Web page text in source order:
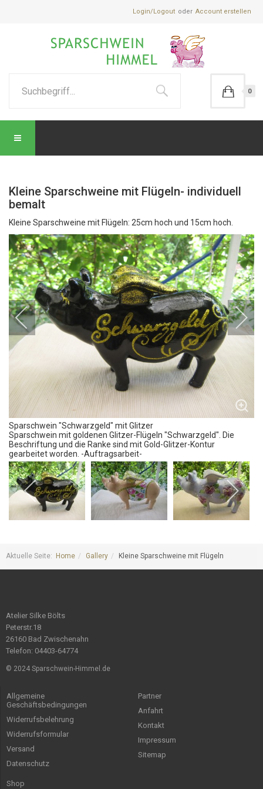
Login/Logout Account erstellen
0
Kleine Sparschweine mit Flügeln- individuell
bemalt
Kleine Sparschweine mit Flügeln: 25cm hoch und 15cm hoch.
Sparschwein "Schwarzgeld" mit Glitzer
Sparschwein mit goldenen Glitzer-Flügeln "Schwarzgeld". Die
Beschriftung und die Ranke sind mit Gold-Glitzer-Kontur
gearbeitet worden. -Auftragsarbeit-
Aktuelle Seite: Home Gallery Kleine Sparschweine mit Flügeln
Atelier Silke Bölts
Peterstr.18
26160 Bad Zwischenahn
Telefon: 04403-64774
© 2024 Sparschwein-Himmel.de
Allgemeine
Geschäftsbedingungen
Widerrufsbelehrung
Widerrufsformular
Versand
Datenschutz
Partner
Anfahrt
Kontakt
Impressum
Sitemap
Shop